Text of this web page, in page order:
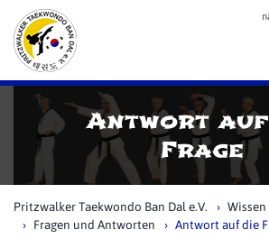
Antwort auf
Frage
Pritzwalker Taekwondo Ban Dal e.V.
Wissen
Fragen und Antworten
Antwort auf die